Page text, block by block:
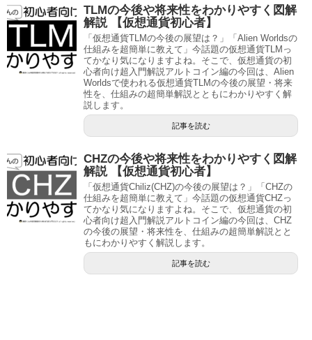
TLMの今後や将来性をわかりやすく図解
解説 【仮想通貨初心者】
「仮想通貨TLMの今後の展望は？」「Alien Worldsの
仕組みを超簡単に教えて」今話題の仮想通貨TLMっ
てかなり気になりますよね。そこで、仮想通貨の初
心者向け超入門解説アルトコイン編の今回は、Alien
Worldsで使われる仮想通貨TLMの今後の展望・将来
性を、仕組みの超簡単解説とともにわかりやすく解
説します。
記事を読む
CHZの今後や将来性をわかりやすく図解
解説 【仮想通貨初心者】
「仮想通貨Chiliz(CHZ)の今後の展望は？」「CHZの
仕組みを超簡単に教えて」今話題の仮想通貨CHZっ
てかなり気になりますよね。そこで、仮想通貨の初
心者向け超入門解説アルトコイン編の今回は、CHZ
の今後の展望・将来性を、仕組みの超簡単解説とと
もにわかりやすく解説します。
記事を読む